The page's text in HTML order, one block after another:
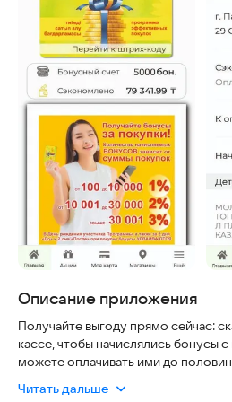
Описание приложения
Получайте выгоду прямо сейчас:
кассе, чтобы начислялись бонусы
можете оплачивать ими до
розыгрышах. Приложение
Читать дальше